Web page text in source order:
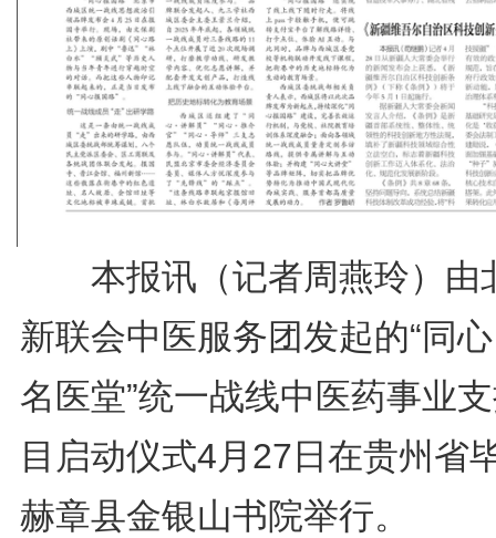
本报讯（记者周燕玲）由
新联会中医服务团发起的“同
名医堂”统一战线中医药事业
目启动仪式4月27日在贵州省
赫章县金银山书院举行。